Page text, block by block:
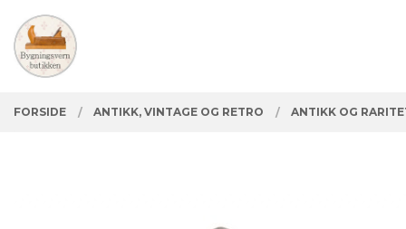
innholdet
PRODUKTER
Lukk
FORSIDE ANTIKK, VINTAGE OG RETRO ANTIKK OG